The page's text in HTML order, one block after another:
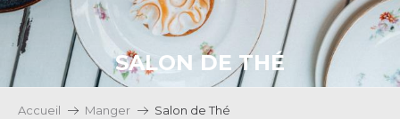
SALON DE THÉ
Accueil Manger Salon de Thé